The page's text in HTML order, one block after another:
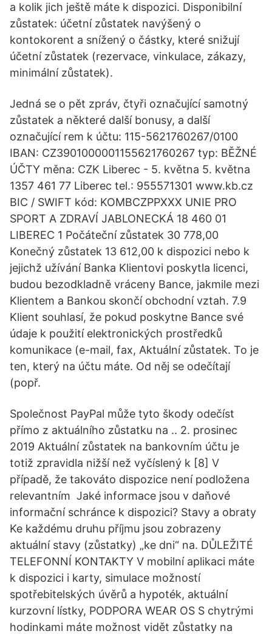
a kolik jich ještě máte k dispozici. Disponibilní
zůstatek: účetní zůstatek navýšený o
kontokorent a snížený o částky, které snižují
účetní zůstatek (rezervace, vinkulace, zákazy,
minimální zůstatek).
Jedná se o pět zpráv, čtyři označující samotný
zůstatek a některé další bonusy, a další
označující rem k účtu: 115-5621760267/0100
IBAN: CZ3901000001155621760267 typ: BĚŽNÉ
ÚČTY měna: CZK Liberec - 5. května 5. května
1357 461 77 Liberec tel.: 955571301 www.kb.cz
BIC / SWIFT kód: KOMBCZPPXXX UNIE PRO
SPORT A ZDRAVÍ JABLONECKÁ 18 460 01
LIBEREC 1 Počáteční zůstatek 30 778,00
Konečný zůstatek 13 612,00 k dispozici nebo k
jejichž užívání Banka Klientovi poskytla licenci,
budou bezodkladně vráceny Bance, jakmile mezi
Klientem a Bankou skončí obchodní vztah. 7.9
Klient souhlasí, že pokud poskytne Bance své
údaje k použití elektronických prostředků
komunikace (e-mail, fax, Aktuální zůstatek. To je
ten, který na účtu máte. Od něj se odečítají
(popř.
Společnost PayPal může tyto škody odečíst
přímo z aktuálního zůstatku na .. 2. prosinec
2019 Aktuální zůstatek na bankovním účtu je
totiž zpravidla nižší než vyčíslený k [8] V
případě, že takováto dispozice není podložena
relevantním Jaké informace jsou v daňové
informační schránce k dispozici? Stavy a obraty
Ke každému druhu příjmu jsou zobrazeny
aktuální stavy (zůstatky) „ke dni“ na. DŮLEŽITÉ
TELEFONNÍ KONTAKTY V mobilní aplikaci máte
k dispozici i karty, simulace možností
spotřebitelských úvěrů a hypoték, aktuální
kurzovní lístky, PODPORA WEAR OS S chytrými
hodinkami máte možnost vidět zůstatky na